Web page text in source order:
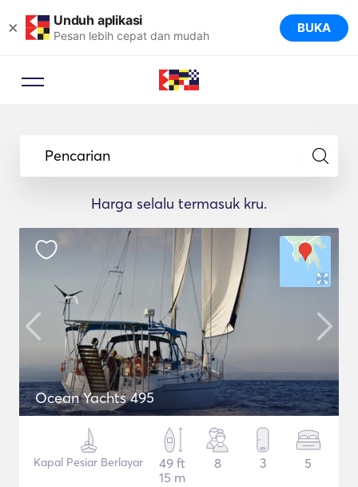
× Unduh aplikasi
Pesan lebih cepat dan mudah BUKA
Pencarian
Harga selalu termasuk kru.
Ocean Yachts 495
Kapal Pesiar Berlayar
49 ft
15 m
8 3 5